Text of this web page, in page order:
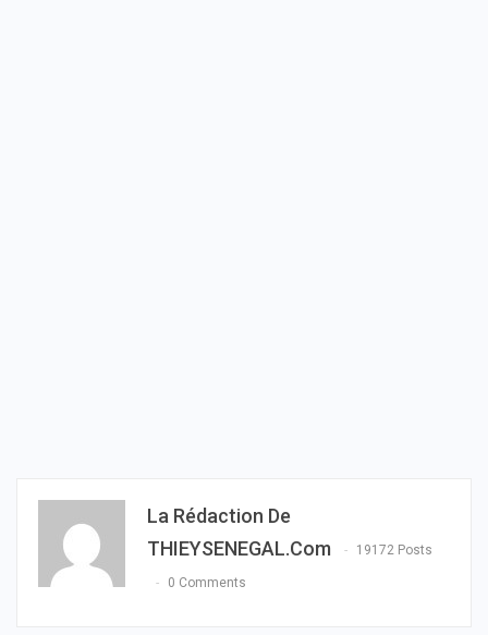
La Rédaction De
THIEYSENEGAL.com
19172 Posts
0 Comments